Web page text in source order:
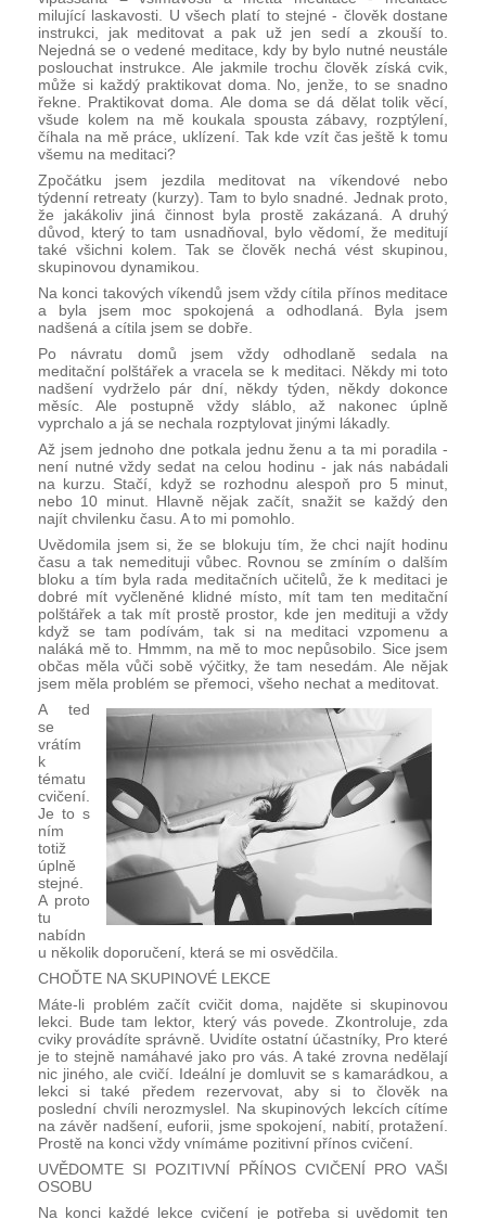
milující laskavosti. U všech platí to stejné - člověk dostane
instrukci, jak meditovat a pak už jen sedí a zkouší to.
Nejedná se o vedené meditace, kdy by bylo nutné neustále
poslouchat instrukce. Ale jakmile trochu člověk získá cvik,
může si každý praktikovat doma. No, jenže, to se snadno
řekne. Praktikovat doma. Ale doma se dá dělat tolik věcí,
všude kolem na mě koukala spousta zábavy, rozptýlení,
číhala na mě práce, uklízení. Tak kde vzít čas ještě k tomu
všemu na meditaci?
Zpočátku jsem jezdila meditovat na víkendové nebo
týdenní retreaty (kurzy). Tam to bylo snadné. Jednak proto,
že jakákoliv jiná činnost byla prostě zakázaná. A druhý
důvod, který to tam usnadňoval, bylo vědomí, že meditují
také všichni kolem. Tak se člověk nechá vést skupinou,
skupinovou dynamikou.
Na konci takových víkendů jsem vždy cítila přínos meditace
a byla jsem moc spokojená a odhodlaná. Byla jsem
nadšená a cítila jsem se dobře.
Po návratu domů jsem vždy odhodlaně sedala na
meditační polštářek a vracela se k meditaci. Někdy mi toto
nadšení vydrželo pár dní, někdy týden, někdy dokonce
měsíc. Ale postupně vždy sláblo, až nakonec úplně
vyprchalo a já se nechala rozptylovat jinými lákadly.
Až jsem jednoho dne potkala jednu ženu a ta mi poradila -
není nutné vždy sedat na celou hodinu - jak nás nabádali
na kurzu. Stačí, když se rozhodnu alespoň pro 5 minut,
nebo 10 minut. Hlavně nějak začít, snažit se každý den
najít chvilenku času. A to mi pomohlo.
Uvědomila jsem si, že se blokuju tím, že chci najít hodinu
času a tak nemedituji vůbec. Rovnou se zmíním o dalším
bloku a tím byla rada meditačních učitelů, že k meditaci je
dobré mít vyčleněné klidné místo, mít tam ten meditační
polštářek a tak mít prostě prostor, kde jen medituji a vždy
když se tam podívám, tak si na meditaci vzpomenu a
naláká mě to. Hmmm, na mě to moc nepůsobilo. Sice jsem
občas měla vůči sobě výčitky, že tam nesedám. Ale nějak
jsem měla problém se přemoci, všeho nechat a meditovat.
A ted
se
vrátím
k
tématu
cvičení.
Je to s
ním
totiž
úplně
stejné.
A proto
tu
nabídn
u několik doporučení, která se mi osvědčila.
CHOĎTE NA SKUPINOVÉ LEKCE
Máte-li problém začít cvičit doma, najděte si skupinovou
lekci. Bude tam lektor, který vás povede. Zkontroluje, zda
cviky provádíte správně. Uvidíte ostatní účastníky, Pro které
je to stejně namáhavé jako pro vás. A také zrovna nedělají
nic jiného, ale cvičí. Ideální je domluvit se s kamarádkou, a
lekci si také předem rezervovat, aby si to člověk na
poslední chvíli nerozmyslel. Na skupinových lekcích cítíme
na závěr nadšení, euforii, jsme spokojení, nabití, protažení.
Prostě na konci vždy vnímáme pozitivní přínos cvičení.
UVĚDOMTE SI POZITIVNÍ PŘÍNOS CVIČENÍ PRO VAŠI
OSOBU
Na konci každé lekce cvičení je potřeba si uvědomit ten